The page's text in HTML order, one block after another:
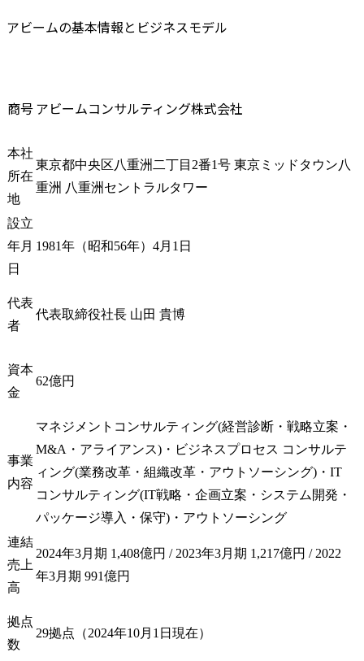
改革企画/推進支援】
画・実行支援
ル/IT組織に求められる機
能・人材像を定義し、現
修実施支援や効果検証ま
【ITガバナンス/ITアセス
支援
ューデリジェンス支援
セスメント
〈例〉AIが自律的に業務
を遂行する環境下で、従
来統制では追えない領域
に対し、LLMを活用した
動的ポリシー更新やAIエ
ージェントによるリアル
タイムリスク検知・自動
現しています。
基づき出向
アビームの基本情報とビジネスモデル
商号アビームコンサルティング株式会社
本社
所在
地
東京都中央区八重洲二丁目2番1号 東京ミッドタウン八
重洲 八重洲セントラルタワー
設立
年月
日
1981年（昭和56年）4月1日
代表
者
代表取締役社長 山田 貴博
資本
金
62億円
事業
内容
マネジメントコンサルティング(経営診断・戦略立案・
M&A・アライアンス)・ビジネスプロセス コンサルテ
ィング(業務改革・組織改革・アウトソーシング)・IT
コンサルティング(IT戦略・企画立案・システム開発・
パッケージ導入・保守)・アウトソーシング
連結
売上
高
2024年3月期 1,408億円 / 2023年3月期 1,217億円 / 2022
年3月期 991億円
拠点
数
29拠点（2024年10月1日現在）